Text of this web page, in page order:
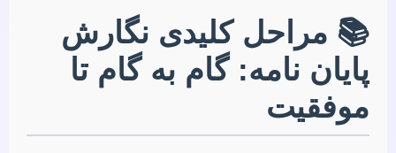
📚 مراحل کلیدی نگارش
پایان نامه: گام به گام تا
موفقیت